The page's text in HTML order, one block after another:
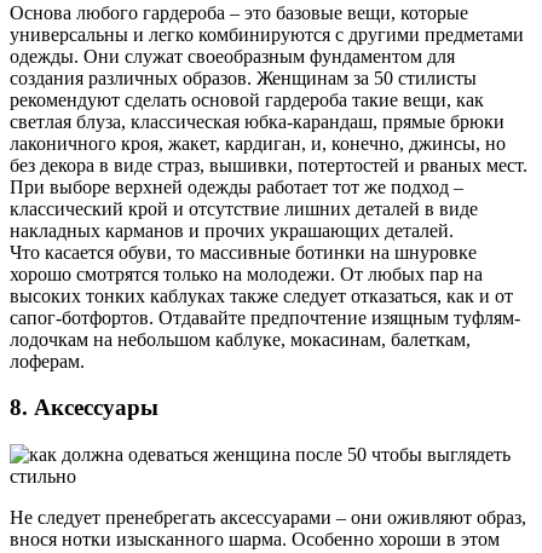
Основа любого гардероба – это базовые вещи, которые
универсальны и легко комбинируются с другими предметами
одежды. Они служат своеобразным фундаментом для
создания различных образов. Женщинам за 50 стилисты
рекомендуют сделать основой гардероба такие вещи, как
светлая блуза, классическая юбка-карандаш, прямые брюки
лаконичного кроя, жакет, кардиган, и, конечно, джинсы, но
без декора в виде страз, вышивки, потертостей и рваных мест.
При выборе верхней одежды работает тот же подход –
классический крой и отсутствие лишних деталей в виде
накладных карманов и прочих украшающих деталей.
Что касается обуви, то массивные ботинки на шнуровке
хорошо смотрятся только на молодежи. От любых пар на
высоких тонких каблуках также следует отказаться, как и от
сапог-ботфортов. Отдавайте предпочтение изящным туфлям-
лодочкам на небольшом каблуке, мокасинам, балеткам,
лоферам.
8. Аксессуары
Не следует пренебрегать аксессуарами – они оживляют образ,
внося нотки изысканного шарма. Особенно хороши в этом